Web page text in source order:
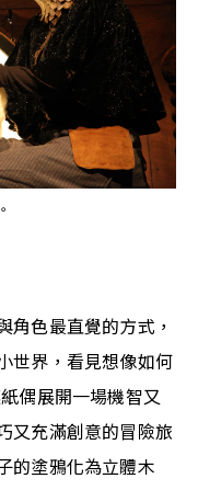
角色最直覺的方式，
世界，看見想像如何
偶展開一場機智又
又充滿創意的冒險旅
的塗鴉化為立體木